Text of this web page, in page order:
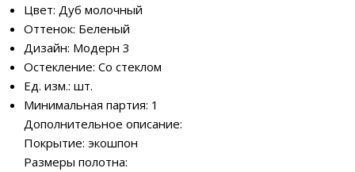
Цвет: Дуб молочный
Оттенок: Беленый
Дизайн: Модерн 3
Остекление: Со стеклом
Ед. изм.: шт.
Минимальная партия: 1
Дополнительное описание:
Покрытие: экошпон
Размеры полотна: